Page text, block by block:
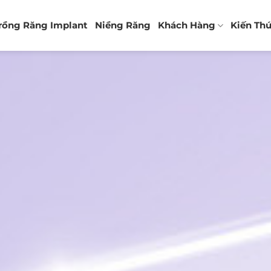
Răng Implant Niềng Răng Khách Hàng Kiến